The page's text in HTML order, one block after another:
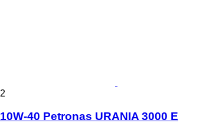
2
10W-40 Petronas URANIA 3000 E